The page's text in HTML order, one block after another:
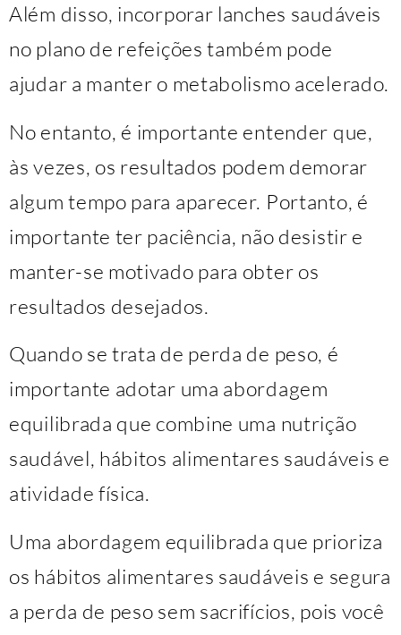
Além disso, incorporar lanches saudáveis ​​
no plano de refeições também pode
ajudar a manter o metabolismo acelerado.
No entanto, é importante entender que,
às vezes, os resultados podem demorar
algum tempo para aparecer. Portanto, é
importante ter paciência, não desistir e
manter-se motivado para obter os
resultados desejados.
Quando se trata de perda de peso, é
importante adotar uma abordagem
equilibrada que combine uma nutrição
saudável, hábitos alimentares saudáveis ​​e
atividade física.
Uma abordagem equilibrada que prioriza
os hábitos alimentares saudáveis ​​e segura
a perda de peso sem sacrifícios, pois você